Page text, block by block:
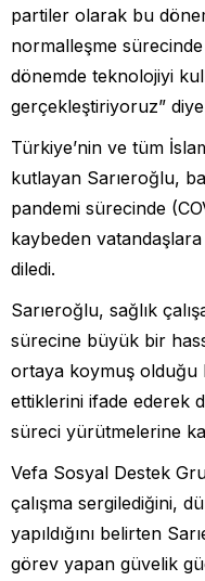
partiler olarak bu
normalleşme
dönemde teknolojiyi
gerçekleştiriyoruz”
Türkiye’nin ve tüm
kutlayan Sarıeroğlu,
pandemi sürecinde
kaybeden
diledi.
Sarıeroğlu, sağlık
sürecine büyük bir
ortaya koymuş
ettiklerini ifade ederek
süreci yürütmelerine
Vefa Sosyal Destek
çalışma sergilediğini,
yapıldığını belirten
görev yapan güvelik